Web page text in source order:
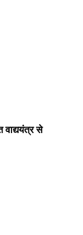
से